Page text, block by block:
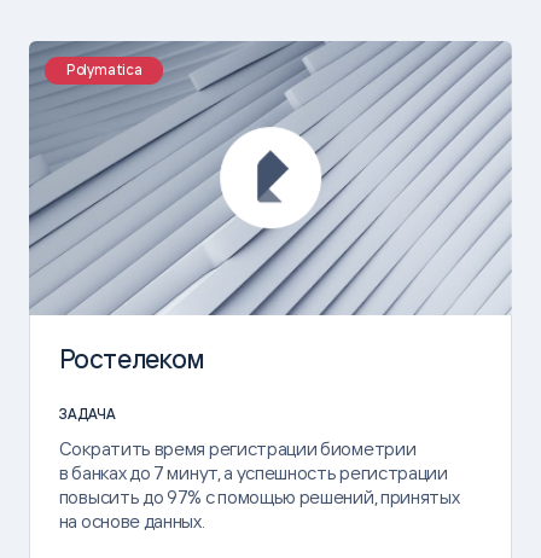
Ростелеком
ЗАДАЧА
Сократить время регистрации биометрии
в банках до 7 минут, а успешность регистрации
повысить до 97% с помощью решений, принятых
на основе данных.
Polymatica